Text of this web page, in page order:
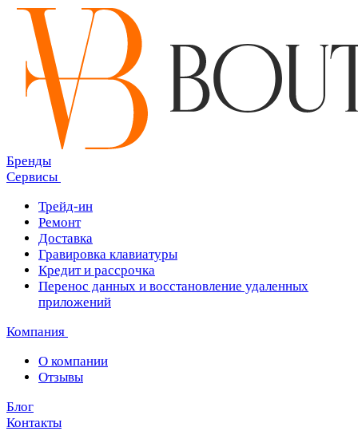
Бренды
Сервисы
Трейд-ин
Ремонт
Доставка
Гравировка клавиатуры
Кредит и рассрочка
Перенос данных и восстановление удаленных
приложений
Компания
О компании
Отзывы
Блог
Контакты